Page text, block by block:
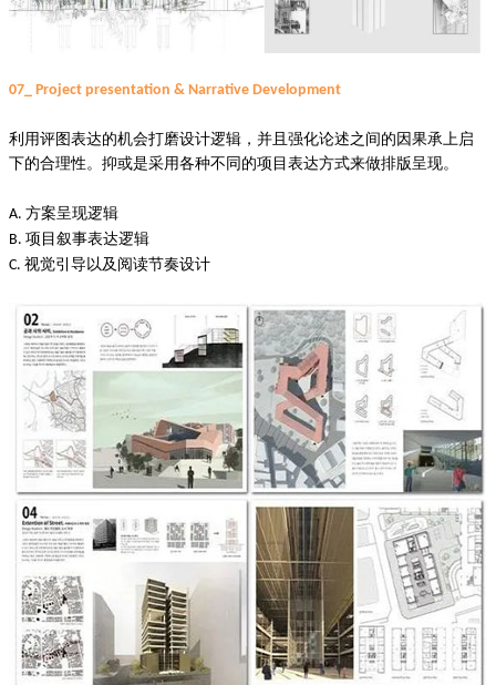
07_ Project presentation & Narrative Development
利用评图表达的机会打磨设计逻辑，并且强化论述之间的因果承上启
下的合理性。抑或是采用各种不同的项目表达方式来做排版呈现。
A. 方案呈现逻辑
B. 项目叙事表达逻辑
C. 视觉引导以及阅读节奏设计